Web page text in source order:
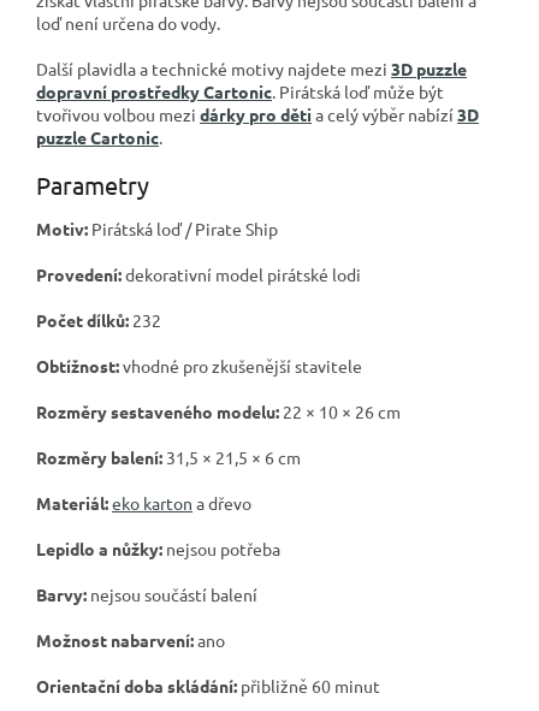
loď není určena do vody.
Další plavidla a technické motivy najdete mezi 3D puzzle
dopravní prostředky Cartonic . Pirátská loď může být
tvořivou volbou mezi dárky pro děti a celý výběr nabízí 3D
puzzle Cartonic
Parametry
Motiv: Pirátská loď / Pirate Ship
Provedení:dekorativní model pirátské lodi
Počet dílků: 232
Obtížnost:vhodné pro zkušenější stavitele
Rozměry sestaveného modelu: 22 × 10 × 26 cm
Rozměry balení: 31,5 × 21,5 × 6 cm
Materiál:eko karton a dřevo
Lepidlo a nůžky: nejsou potřeba
Barvy: nejsou součástí balení
Možnost nabarvení:ano
Orientační doba skládání: přibližně 60 minut